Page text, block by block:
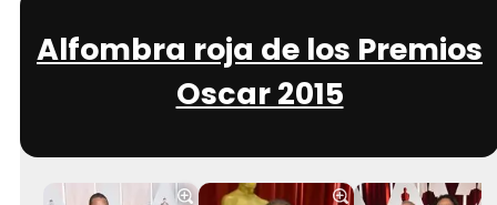
Alfombra roja de los Premios
Oscar 2015